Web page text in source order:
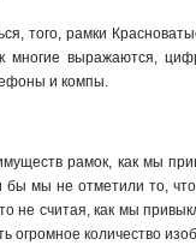
того, рамки
многие выражаются,
и компы.
рамок, как мы
мы не отметили то,
не считая, как мы
огромное количество